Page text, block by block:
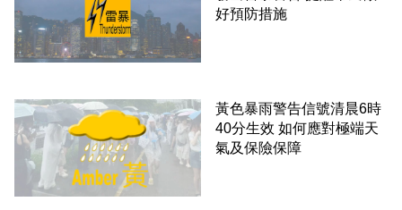
好預防措施
黃色暴雨警告信號清晨6時
40分生效 如何應對極端天
氣及保險保障